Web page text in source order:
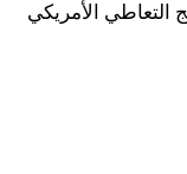
التعاطي الأمريكي